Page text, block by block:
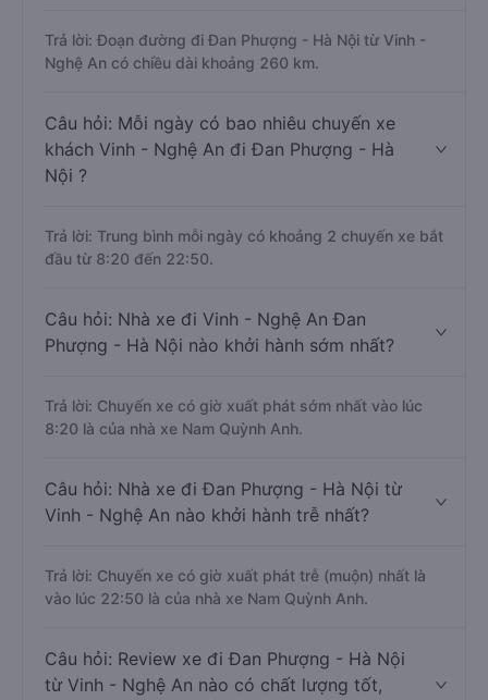
Trả lời: Đoạn đường đi Đan Phượng - Hà Nội từ Vinh -
Nghệ An có chiều dài khoảng 260 km.
Câu hỏi: Mỗi ngày có bao nhiêu chuyến xe
khách Vinh - Nghệ An đi Đan Phượng - Hà
Nội ?
Trả lời: Trung bình mỗi ngày có khoảng 2 chuyến xe bắt
đầu từ 8:20 đến 22:50.
Câu hỏi: Nhà xe đi Vinh - Nghệ An Đan
Phượng - Hà Nội nào khởi hành sớm nhất?
Trả lời: Chuyến xe có giờ xuất phát sớm nhất vào lúc
8:20 là của nhà xe Nam Quỳnh Anh.
Câu hỏi: Nhà xe đi Đan Phượng - Hà Nội từ
Vinh - Nghệ An nào khởi hành trễ nhất?
Trả lời: Chuyến xe có giờ xuất phát trễ (muộn) nhất là
vào lúc 22:50 là của nhà xe Nam Quỳnh Anh.
Câu hỏi: Review xe đi Đan Phượng - Hà Nội
từ Vinh - Nghệ An nào có chất lượng tốt,